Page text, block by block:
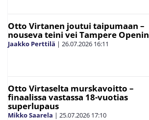
Otto Virtanen joutui taipumaan –
nouseva teini vei Tampere Openin
Jaakko Perttilä | 26.07.2026 16:11
Otto Virtaselta murskavoitto –
finaalissa vastassa 18-vuotias
superlupaus
Mikko Saarela | 25.07.2026 17:10